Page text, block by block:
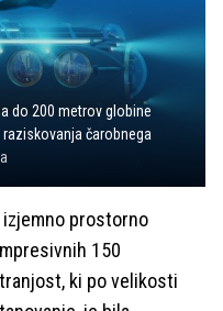
do 200 metrov globine
čarobnega
izjemno prostorno
150
ki po velikosti